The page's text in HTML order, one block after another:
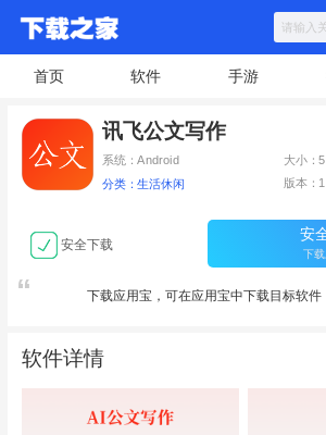
首页 软件 手游
讯飞公文写作
系统：Android 大小：
分类：生活休闲 版本：
安全下载
安
下
下载应用宝，可在应用宝中下载目标软件
软件详情